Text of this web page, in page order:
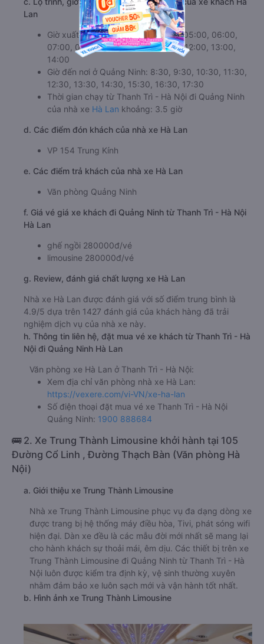
Lan
Giờ xuất phát ở Thanh Trì - Hà Nội: 05:00, 06:00,
07:00, 08:00, 09:00, 10:00, 11:00, 12:00, 13:00,
14:00
Giờ đến nơi ở Quảng Ninh: 8:30, 9:30, 10:30, 11:30,
12:30, 13:30, 14:30, 15:30, 16:30, 17:30
Thời gian chạy từ Thanh Trì - Hà Nội đi Quảng Ninh
của nhà xe Hà Lan khoảng: 3.5 giờ
d. Các điểm đón khách của nhà xe Hà Lan
VP 154 Trung Kính
e. Các điểm trả khách của nhà xe Hà Lan
Văn phòng Quảng Ninh
f. Giá vé giá xe khách đi Quảng Ninh từ Thanh Trì - Hà Nội
Hà Lan
ghế ngồi 280000đ/vé
limousine 280000đ/vé
g. Review, đánh giá chất lượng xe Hà Lan
Nhà xe Hà Lan được đánh giá với số điểm trung bình là
4.9/5 dựa trên 1427 đánh giá của khách hàng đã trải
nghiệm dịch vụ của nhà xe này.
h. Thông tin liên hệ, đặt mua vé xe khách từ Thanh Trì - Hà
Nội đi Quảng Ninh Hà Lan
Văn phòng xe Hà Lan ở Thanh Trì - Hà Nội:
Xem địa chỉ văn phòng nhà xe Hà Lan:
https://vexere.com/vi-VN/xe-ha-lan
Số điện thoại đặt mua vé xe Thanh Trì - Hà Nội
Quảng Ninh: 1900 888684
🚌 2. Xe Trung Thành Limousine khởi hành tại 105
Đường Cổ Linh , Đường Thạch Bàn (Văn phòng Hà
Nội)
a. Giới thiệu xe Trung Thành Limousine
Nhà xe Trung Thành Limousine phục vụ đa dạng dòng xe
được trang bị hệ thống máy điều hòa, Tivi, phát sóng wifi
hiện đại. Dàn xe đều là các mẫu đời mới nhất sẽ mang lại
cho hành khách sự thoải mái, êm dịu. Các thiết bị trên xe
Trung Thành Limousine đi Quảng Ninh từ Thanh Trì - Hà
Nội luôn được kiểm tra định kỳ, vệ sinh thường xuyên
nhằm đảm bảo xe luôn sạch mới và vận hành tốt nhất.
b. Hình ảnh xe Trung Thành Limousine